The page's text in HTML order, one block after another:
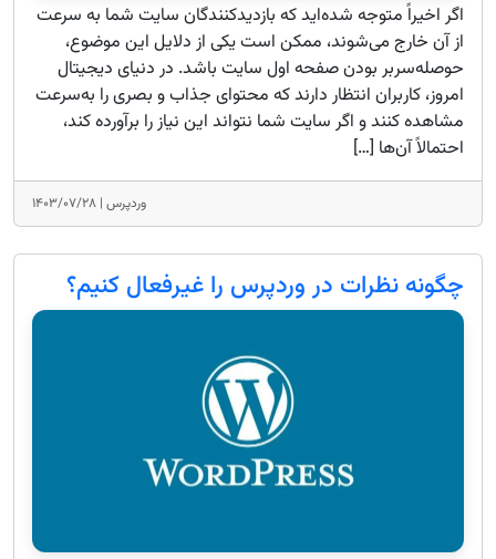
اگر اخیراً متوجه شده‌اید که بازدیدکنندگان سایت شما به سرعت
از آن خارج می‌شوند، ممکن است یکی از دلایل این موضوع،
حوصله‌سربر بودن صفحه اول سایت باشد. در دنیای دیجیتال
امروز، کاربران انتظار دارند که محتوای جذاب و بصری را به‌سرعت
مشاهده کنند و اگر سایت شما نتواند این نیاز را برآورده کند،
احتمالاً آن‌ها […]
وردپرس | ۱۴۰۳/۰۷/۲۸
چگونه نظرات در وردپرس را غیرفعال کنیم؟